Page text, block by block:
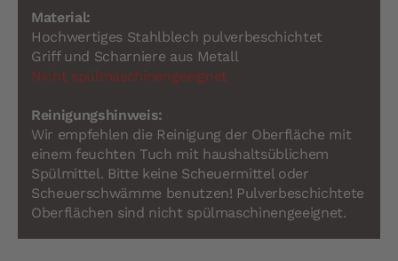
Material:
Hochwertiges Stahlblech pulverbeschichtet
Griff und Scharniere aus Metall
Nicht spülmaschinengeeignet
Reinigungshinweis:
Wir empfehlen die Reinigung der Oberfläche mit
einem feuchten Tuch mit haushaltsüblichem
Spülmittel. Bitte keine Scheuermittel oder
Scheuerschwämme benutzen! Pulverbeschichtete
Oberflächen sind nicht spülmaschinengeeignet.